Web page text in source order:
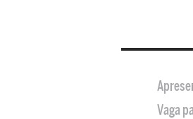
Vaga